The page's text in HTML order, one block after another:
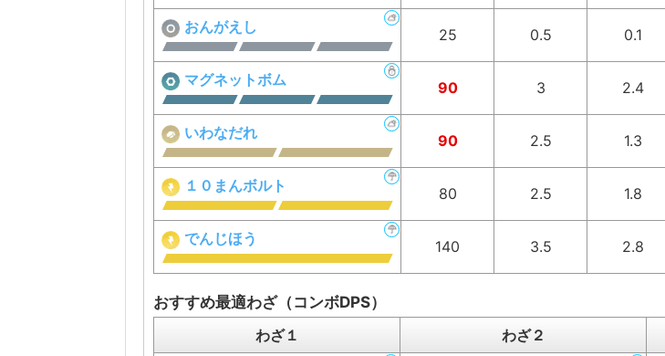
おんがえし 25 0.5 0.1
マグネットボム 90 3 2.4
いわなだれ 90 2.5 1.3
１０まんボルト 80 2.5 1.8
でんじほう 140 3.5 2.8
おすすめ最適わざ（コンボDPS）
わざ１
わざ２